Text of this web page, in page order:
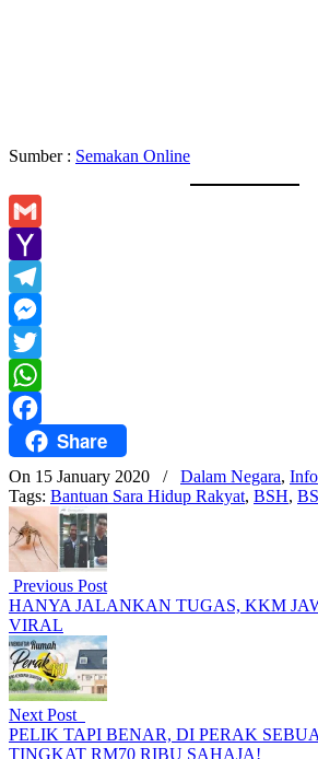
Sumber : Semakan Online
Gmail
Yahoo
Mail
Telegram
Messenger
Twitter
WhatsApp
FacebookShare
On 15 January 2020 / Dalam Negara, Info
Tags: Bantuan Sara Hidup Rakyat, BSH,
Previous Post
HANYA JALANKAN TUGAS, KKM
VIRAL
Next Post
PELIK TAPI BENAR, DI PERAK
TINGKAT RM70 RIBU SAHAJA!